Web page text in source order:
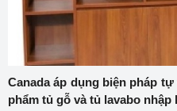
Canada áp dụng biện pháp
phẩm tủ gỗ và tủ lavabo nhập